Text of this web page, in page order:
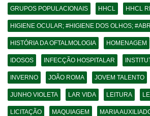
GRUPOS POPULACIONAIS HHCL HHCL
HIGIENE OCULAR; #HIGIENE DOS OLHOS;
HISTÓRIA DA OFTALMOLOGIA HOMENAGEM
IDOSOS INFECÇÃO HOSPITALAR
INVERNO JOÃO ROMA JOVEM TALENTO
JUNHO VIOLETA LAR VIDA LEITURA
LICITAÇÃO MAQUIAGEM MARIA